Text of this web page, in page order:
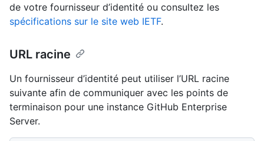
de votre fournisseur d’identité ou consultez les
spécifications sur le site web IETF.
URL racine
Un fournisseur d’identité peut utiliser l’URL racine
suivante afin de communiquer avec les points de
terminaison pour une instance GitHub Enterprise
Server.